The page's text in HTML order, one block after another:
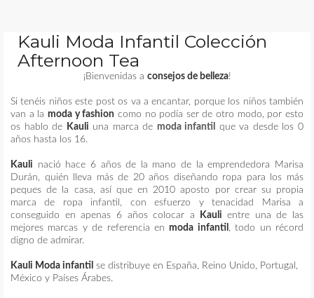
MAQUILLAJE
REMEDIOS CASEROS
Kauli Moda Infantil Colección
Afternoon Tea
¡Bienvenidas a consejos de belleza!
Si tenéis niños este post os va a encantar, porque los niños también
van a la moda y fashion como no podía ser de otro modo, por esto
os hablo de
Kauli una marca de moda infantil
que va desde los 0
años hasta los 16.
Kauli nació hace 6 años de la mano de la emprendedora Marisa
Durán, quién lleva más de 20 años diseñando ropa para los más
peques de la casa, así que en 2010 aposto por crear su propia
marca de ropa infantil, con esfuerzo y tenacidad Marisa a
conseguido en apenas 6 años colocar a
Kaulientre una de las
mejores marcas y de referencia enmoda infantil
, todo un récord
digno de admirar.
Kauli Moda infantil se distribuye en España, Reino Unido, Portugal,
México y Países Árabes.